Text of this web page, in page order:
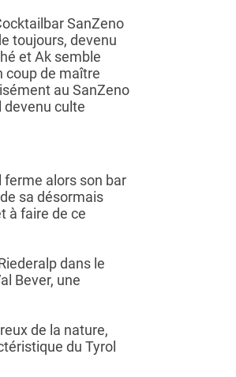
SanZeno
toujours, devenu
et Ak semble
coup de maître
au SanZeno
devenu culte
ferme alors son bar
sa désormais
à faire de ce
dans le
Bever, une
de la nature,
du Tyrol